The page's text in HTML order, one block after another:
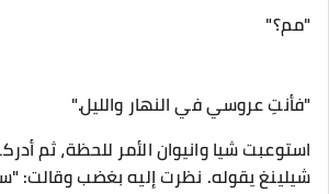
"مم؟"
"فأنتِ عروسي في النهار والليل."
استوعبت شيا وانيوان الأمر للحظة، ثم
شيلينغ يقوله. نظرت إليه بغضب وقالت: